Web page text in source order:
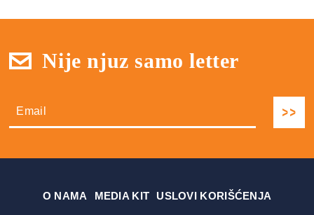
Nije njuz samo letter
О NAMA MEDIA KIT USLOVI KORIŠĆENJA